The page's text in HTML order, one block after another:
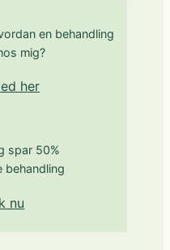
en behandling
mig?
her
spar 50%
behandling
nu